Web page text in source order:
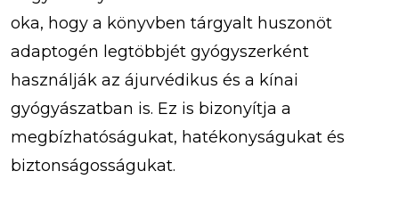
oka, hogy a könyvben tárgyalt huszonöt
adaptogén legtöbbjét gyógyszerként
használják az ájurvédikus és a kínai
gyógyászatban is. Ez is bizonyítja a
megbízhatóságukat, hatékonyságukat és
biztonságosságukat.